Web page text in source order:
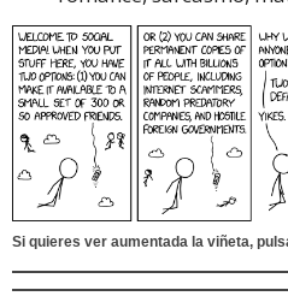
Si quieres ver aumentada la viñeta,